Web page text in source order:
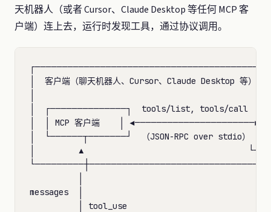
天机器人（或者 Cursor、Claude Desktop 等任何 MCP 客
户端）连上去，运行时发现工具，通过协议调用。
│  客户端（聊天机器人、Cursor、Claude Desktop
│  ┌──────────────┐  tools/list, tools/call
│  │ MCP 客户端    │ ◄──────────────────────►│
│  └──────┬───────┘  （JSON-RPC over stdio） │
│         ▲
messages  │
│ tool_use